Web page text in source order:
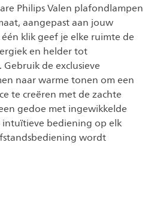
Philips Valen plafondlampen
aangepast aan jouw
klik geef je elke ruimte de
en helder tot
de exclusieve
naar warme tonen om een
te creëren met de zachte
gedoe met ingewikkelde
intuïtieve bediening op elk
wordt